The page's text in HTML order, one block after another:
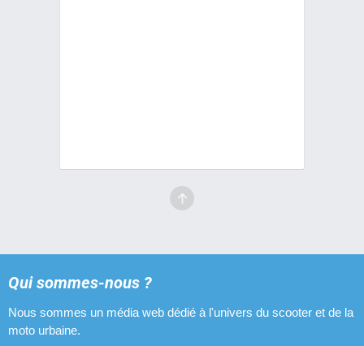
Qui sommes-nous ?
Nous sommes un média web dédié à l'univers du scooter et de la
moto urbaine.